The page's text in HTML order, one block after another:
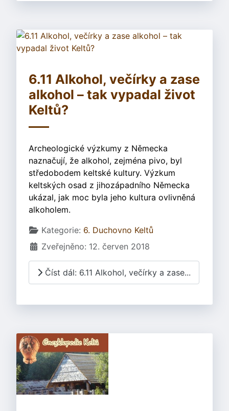
6.11 Alkohol, večírky a zase
alkohol – tak vypadal život
Keltů?
Archeologické výzkumy z Německa
naznačují, že alkohol, zejména pivo, byl
středobodem keltské kultury. Výzkum
keltských osad z jihozápadního Německa
ukázal, jak moc byla jeho kultura ovlivněná
alkoholem.
Základní údaje
Kategorie: 6. Duchovno Keltů
Zveřejněno: 12. červen 2018
Číst dál: 6.11 Alkohol, večírky a zase...